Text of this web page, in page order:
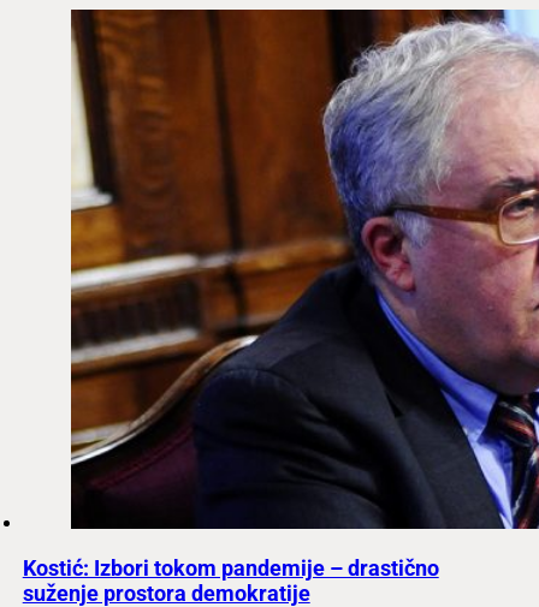
Kostić: Izbori tokom pandemije – drastično
suženje prostora demokratije